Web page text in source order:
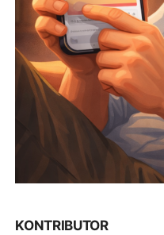
KONTRIBUTOR